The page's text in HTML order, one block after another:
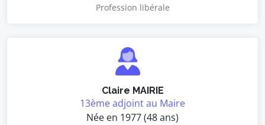
Profession libérale
Claire MAIRIE
13ème adjoint au Maire
Née en 1977 (48 ans)